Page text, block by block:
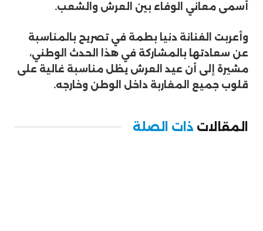
أسمى معاني الوفاء بين العرش والشعب.
وأعربت الفنانة دنيا بطمة في تصريح بالمناسبة
عن سعادتها بالمشاركة في هذا الحدث الوطني،
مشيرة إلى أن عيد العرش يظل مناسبة غالية على
قلوب جميع المغاربة داخل الوطن وخارجه.
المقالات ذات الصلة